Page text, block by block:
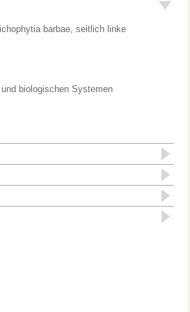
barbae, seitlich linke
biologischen Systemen